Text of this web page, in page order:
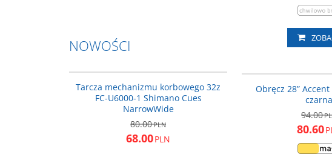
Obręcz 28”
czarna
94.00
80.60
NOWOŚCI
Tarcza mechanizmu korbowego 32z
FC-U6000-1 Shimano Cues
NarrowWide
80.00PLN
68.00PLN